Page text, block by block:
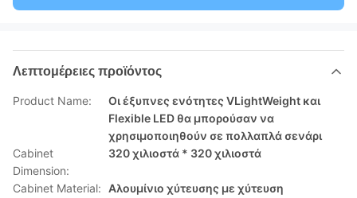
Λεπτομέρειες προϊόντος
Product Name:
Οι έξυπνες ενότητες VLightWeight και
Flexible LED θα μπορούσαν να
χρησιμοποιηθούν σε πολλαπλά σενάρι
Cabinet
Dimension:
320 χιλιοστά * 320 χιλιοστά
Cabinet Material: Αλουμίνιο χύτευσης με χύτευση